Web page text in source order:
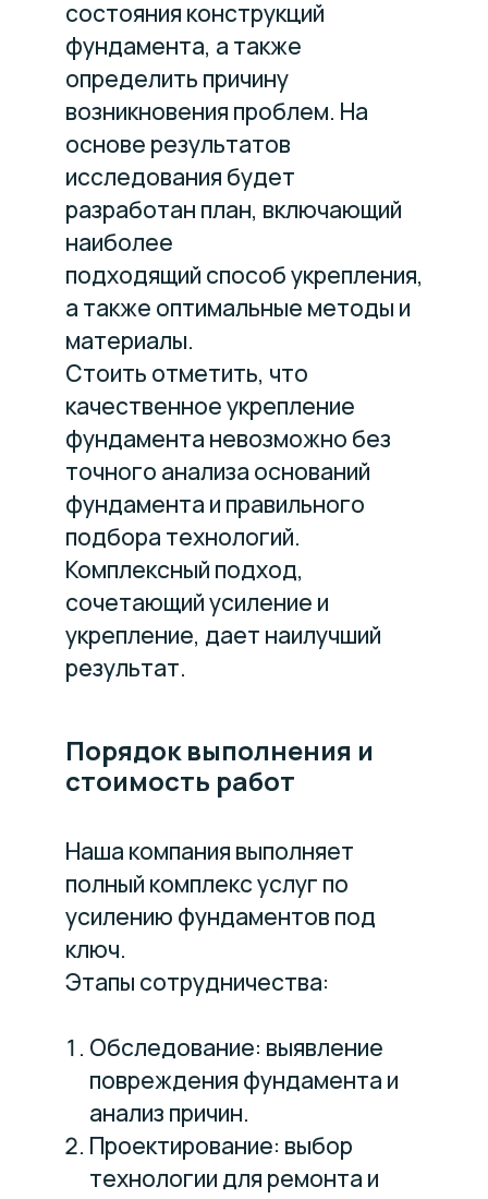
состояния конструкций
фундамента, а также
определить причину
возникновения проблем. На
основе результатов
исследования будет
разработан план, включающий
наиболее
подходящий способ укрепления,
а также оптимальные методы и
материалы.
Стоить отметить, что
качественное укрепление
фундамента невозможно без
точного анализа оснований
фундамента и правильного
подбора технологий.
Комплексный подход,
сочетающий усиление и
укрепление, дает наилучший
результат.
Порядок выполнения и
стоимость работ
Наша компания выполняет
полный комплекс услуг по
усилению фундаментов под
ключ.
Этапы сотрудничества:
Обследование: выявление
повреждения фундамента и
анализ причин.
Проектирование: выбор
технологии для ремонта и